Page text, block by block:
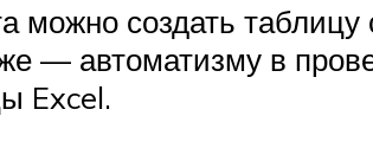
можно создать
— автоматизму в
Excel.